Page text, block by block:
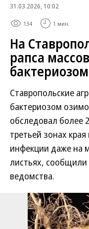
31.03.2026, 10:02
134 1 мин.
На
рапса
бактериозом
Ставропольские
бактериозом
обследовал более
третьей зонах
инфекции даже на
листьях,
ведомства.